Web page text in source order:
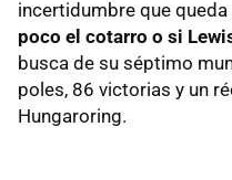
incertidumbre que queda
poco el cotarro o si
busca de su séptimo
poles, 86 victorias y un
Hungaroring.